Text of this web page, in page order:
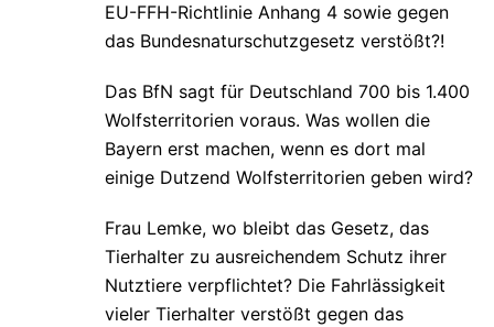
EU-FFH-Richtlinie Anhang 4 sowie gegen
das Bundesnaturschutzgesetz verstößt?!
Das BfN sagt für Deutschland 700 bis 1.400
Wolfsterritorien voraus. Was wollen die
Bayern erst machen, wenn es dort mal
einige Dutzend Wolfsterritorien geben wird?
Frau Lemke, wo bleibt das Gesetz, das
Tierhalter zu ausreichendem Schutz ihrer
Nutztiere verpflichtet? Die Fahrlässigkeit
vieler Tierhalter verstößt gegen das